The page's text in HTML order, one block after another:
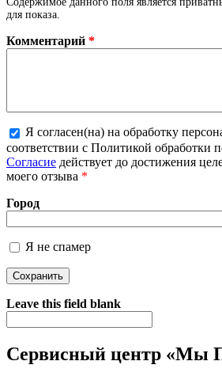
для показа.
Комментарий *
Более подробная информация о
Я согласен(на) на обработку
соответствии с Политикой обработки
Согласие действует до достижения
моего отзыва *
Город
Я не спамер
Я спамер
Leave this field blank
Сервисный центр «Мы